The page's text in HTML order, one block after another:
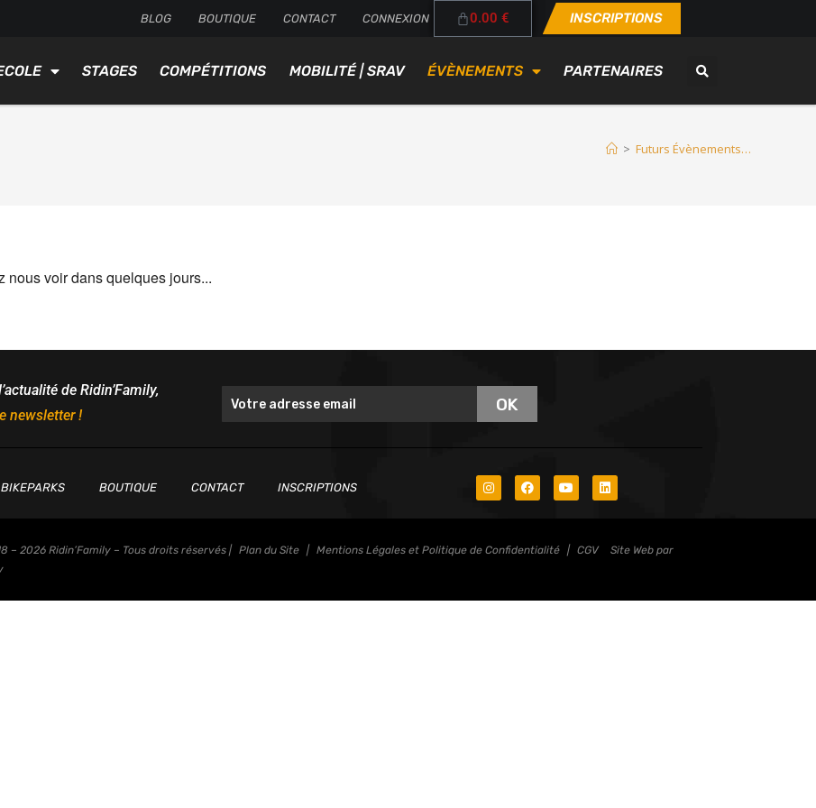
BLOG BOUTIQUE CONTACT CONNEXION 0.00€ INSCRIPTIONS
STAGES COMPÉTITIONS MOBILITÉ | SRAV ÉVÈNEMENTS PARTENAIRES
> Futurs Évènements…
voir dans quelques jours...
de Ridin’Family,
newsletter !
OK
BIKEPARKS BOUTIQUE CONTACT INSCRIPTIONS
– 2026 Ridin’Family – Tous droits réservés | Plan du Site | Mentions Légales et Politique de Confidentialité | CGV
Site Web par